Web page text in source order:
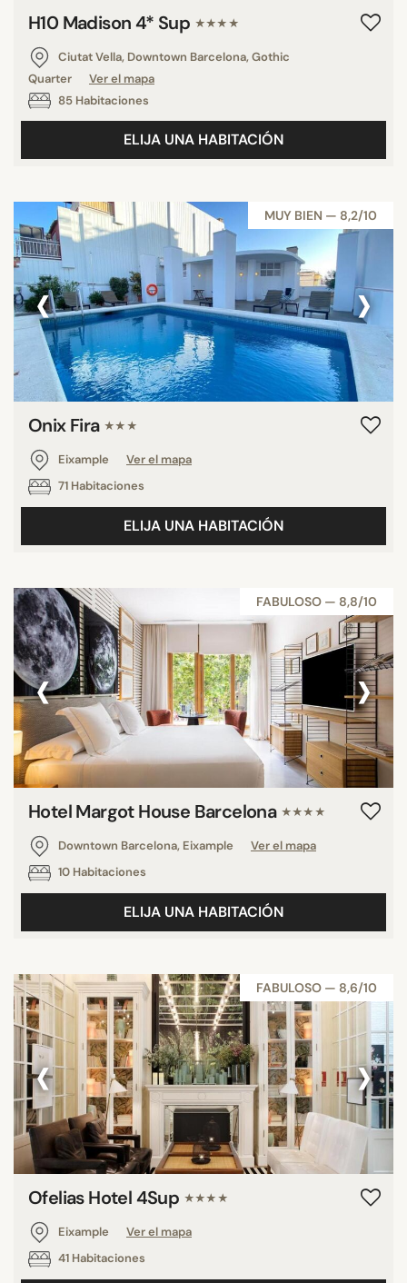
H10 Madison 4* Sup ★★★★
Ciutat Vella, Downtown Barcelona, Gothic
Quarter
Ver el mapa
85 Habitaciones
ELIJA UNA HABITACIÓN
MUY BIEN — 8,2/10
‹ ›
Onix Fira ★★★
Eixample
Ver el mapa
71 Habitaciones
ELIJA UNA HABITACIÓN
FABULOSO — 8,8/10
‹ ›
Hotel Margot House Barcelona ★★★★
Downtown Barcelona, Eixample
Ver el mapa
10 Habitaciones
ELIJA UNA HABITACIÓN
FABULOSO — 8,6/10
‹ ›
Ofelias Hotel 4Sup ★★★★
Eixample
Ver el mapa
41 Habitaciones